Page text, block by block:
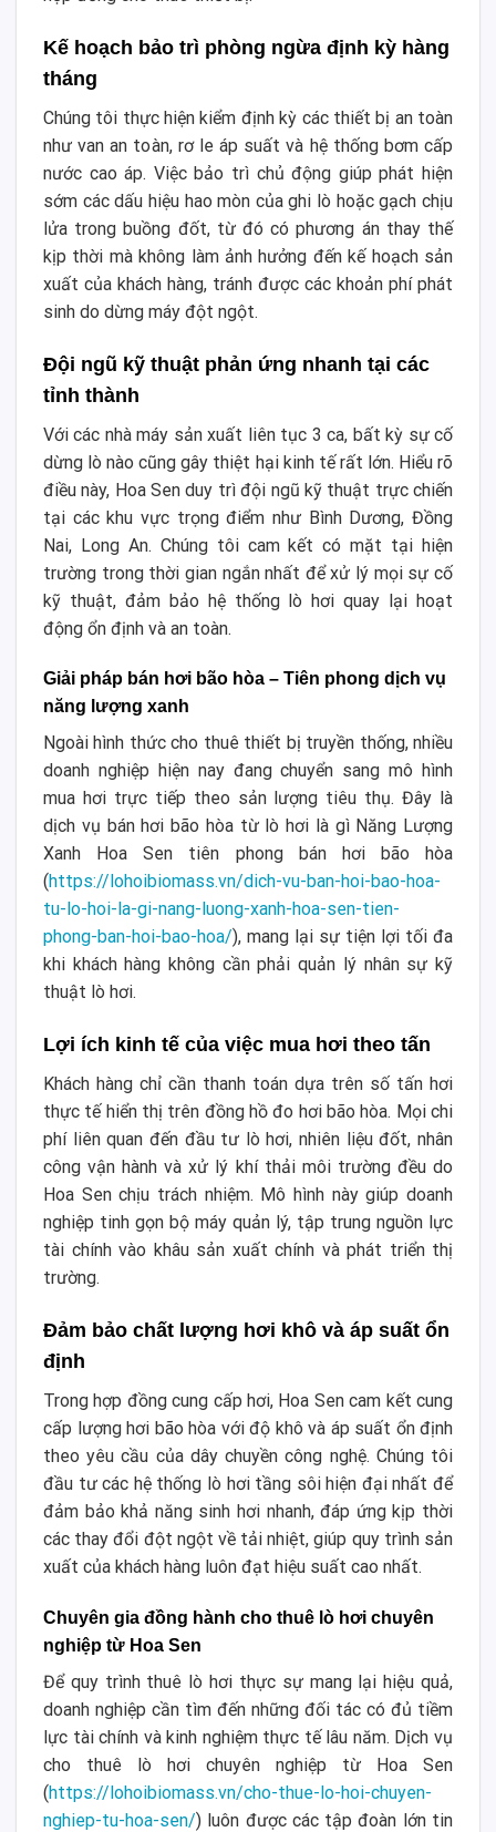
Kế hoạch bảo trì phòng ngừa định kỳ hàng
tháng
Chúng tôi thực hiện kiểm định kỳ các thiết bị an toàn
như van an toàn, rơ le áp suất và hệ thống bơm cấp
nước cao áp. Việc bảo trì chủ động giúp phát hiện
sớm các dấu hiệu hao mòn của ghi lò hoặc gạch chịu
lửa trong buồng đốt, từ đó có phương án thay thế
kịp thời mà không làm ảnh hưởng đến kế hoạch sản
xuất của khách hàng, tránh được các khoản phí phát
sinh do dừng máy đột ngột.
Đội ngũ kỹ thuật phản ứng nhanh tại các
tỉnh thành
Với các nhà máy sản xuất liên tục 3 ca, bất kỳ sự cố
dừng lò nào cũng gây thiệt hại kinh tế rất lớn. Hiểu rõ
điều này, Hoa Sen duy trì đội ngũ kỹ thuật trực chiến
tại các khu vực trọng điểm như Bình Dương, Đồng
Nai, Long An. Chúng tôi cam kết có mặt tại hiện
trường trong thời gian ngắn nhất để xử lý mọi sự cố
kỹ thuật, đảm bảo hệ thống lò hơi quay lại hoạt
động ổn định và an toàn.
Giải pháp bán hơi bão hòa – Tiên phong dịch vụ
năng lượng xanh
Ngoài hình thức cho thuê thiết bị truyền thống, nhiều
doanh nghiệp hiện nay đang chuyển sang mô hình
mua hơi trực tiếp theo sản lượng tiêu thụ. Đây là
dịch vụ bán hơi bão hòa từ lò hơi là gì Năng Lượng
Xanh Hoa Sen tiên phong bán hơi bão hòa
(https://lohoibiomass.vn/dich-vu-ban-hoi-bao-hoa-
tu-lo-hoi-la-gi-nang-luong-xanh-hoa-sen-tien-
phong-ban-hoi-bao-hoa/), mang lại sự tiện lợi tối đa
khi khách hàng không cần phải quản lý nhân sự kỹ
thuật lò hơi.
Lợi ích kinh tế của việc mua hơi theo tấn
Khách hàng chỉ cần thanh toán dựa trên số tấn hơi
thực tế hiển thị trên đồng hồ đo hơi bão hòa. Mọi chi
phí liên quan đến đầu tư lò hơi, nhiên liệu đốt, nhân
công vận hành và xử lý khí thải môi trường đều do
Hoa Sen chịu trách nhiệm. Mô hình này giúp doanh
nghiệp tinh gọn bộ máy quản lý, tập trung nguồn lực
tài chính vào khâu sản xuất chính và phát triển thị
trường.
Đảm bảo chất lượng hơi khô và áp suất ổn
định
Trong hợp đồng cung cấp hơi, Hoa Sen cam kết cung
cấp lượng hơi bão hòa với độ khô và áp suất ổn định
theo yêu cầu của dây chuyền công nghệ. Chúng tôi
đầu tư các hệ thống lò hơi tầng sôi hiện đại nhất để
đảm bảo khả năng sinh hơi nhanh, đáp ứng kịp thời
các thay đổi đột ngột về tải nhiệt, giúp quy trình sản
xuất của khách hàng luôn đạt hiệu suất cao nhất.
Chuyên gia đồng hành cho thuê lò hơi chuyên
nghiệp từ Hoa Sen
Để quy trình thuê lò hơi thực sự mang lại hiệu quả,
doanh nghiệp cần tìm đến những đối tác có đủ tiềm
lực tài chính và kinh nghiệm thực tế lâu năm. Dịch vụ
cho thuê lò hơi chuyên nghiệp từ Hoa Sen
(https://lohoibiomass.vn/cho-thue-lo-hoi-chuyen-
nghiep-tu-hoa-sen/) luôn được các tập đoàn lớn tin